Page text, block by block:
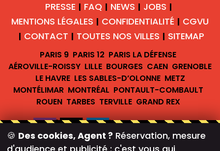
PRESSE | FAQ | NEWS | JOBS |
MENTIONS LÉGALES | CONFIDENTIALITÉ | CGVU
| CONTACT | TOUTES NOS VILLES | SITEMAP
PARIS 9 PARIS 12 PARIS LA DÉFENSE
AÉROVILLE-ROISSY LILLE BOURGES CAEN GRENOBLE
LE HAVRE LES SABLES-D’OLONNE METZ
MONTÉLIMAR MONTRÉAL PONTAULT-COMBAULT
ROUEN TARBES TERVILLE GRAND REX
🍪 Des cookies, Agent ? Réservation, mesure